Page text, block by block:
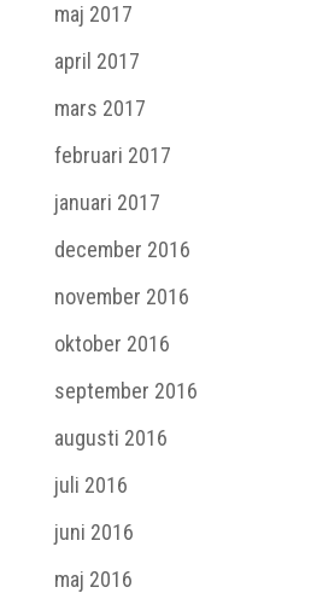
maj 2017
april 2017
mars 2017
februari 2017
januari 2017
december 2016
november 2016
oktober 2016
september 2016
augusti 2016
juli 2016
juni 2016
maj 2016